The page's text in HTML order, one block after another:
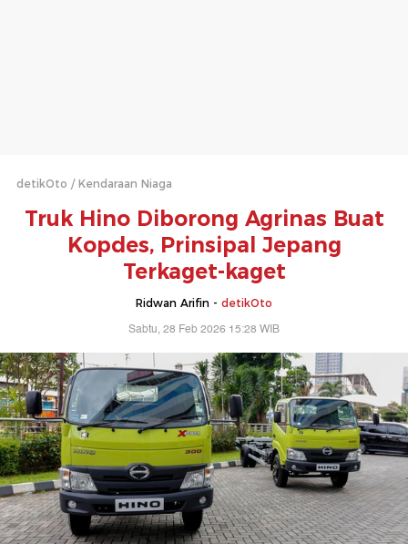
detikOto Kendaraan Niaga
Truk Hino Diborong Agrinas Buat
Kopdes, Prinsipal Jepang
Terkaget-kaget
Ridwan Arifin - detikOto
Sabtu, 28 Feb 2026 15:28 WIB